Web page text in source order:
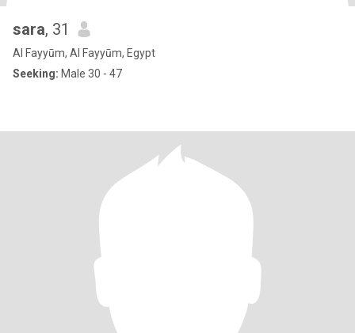
sara, 31
Al Fayyūm, Al Fayyūm, Egypt
Seeking: Male 30 - 47